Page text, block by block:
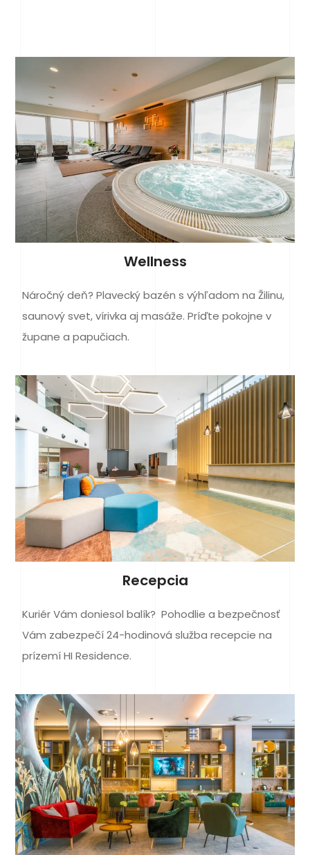
Wellness
Náročný deň? Plavecký bazén s výhľadom na Žilinu,
saunový svet, vírivka aj masáže. Príďte pokojne v
župane a papučiach.
Recepcia
Kuriér Vám doniesol balík? Pohodlie a bezpečnosť
Vám zabezpečí 24-hodinová služba recepcie na
prízemí HI Residence.